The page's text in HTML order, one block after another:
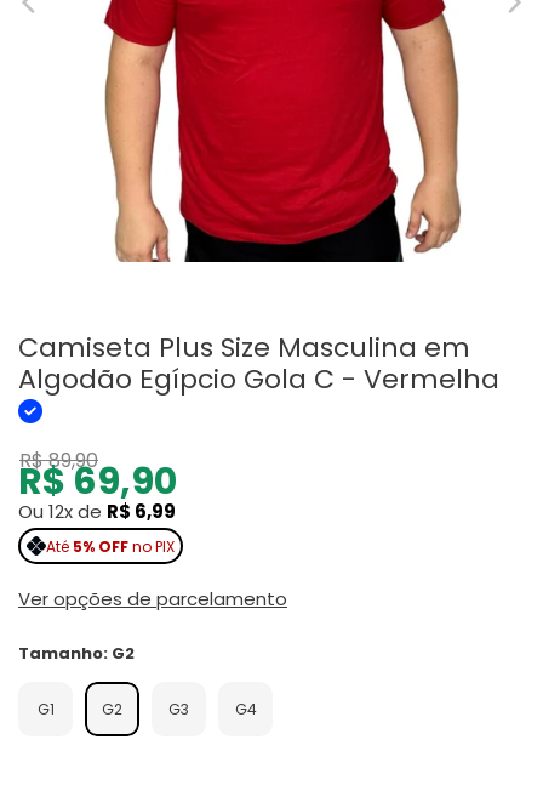
Camiseta Plus Size Masculina em
Algodão Egípcio Gola C - Vermelha
R$ 89,90
R$ 69,90
Ou 12x de R$ 6,99
Até 5% OFFno PIX
Ver opções de parcelamento
Tamanho: G2
G1 G2 G3 G4